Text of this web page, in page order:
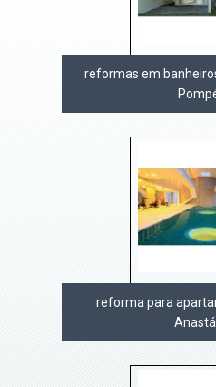
reformas em
reforma para